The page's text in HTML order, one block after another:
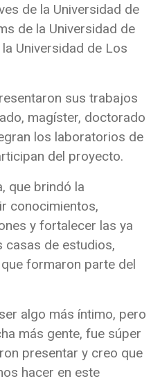
de la Universidad de
de la Universidad de
Universidad de Los
sus trabajos
magíster, doctorado
los laboratorios de
del proyecto.
que brindó la
conocimientos,
y fortalecer las ya
casas de estudios,
formaron parte del
algo más íntimo, pero
más gente, fue súper
presentar y creo que
hacer en este